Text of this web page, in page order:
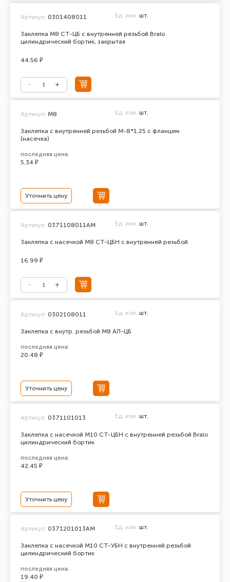
Заклепка М8 СТ-ЦБ с внутренней резьбой Bralo
цилиндрический бортик, закрытая
Артикул: 0301408011 Ед. изм. шт.
44.56 ₽
Заклепка с внутренней резьбой М-8*1,25 с фланцем
(насечка)
Артикул: М8 Ед. изм. шт.
последняя цена:
5.34 ₽
Уточнить цену
Заклепка с насечкой М8 СТ-ЦБН с внутренней резьбой
Артикул: 0371108011АМ Ед. изм. шт.
16.99 ₽
Заклепка с внутр. резьбой М8 АЛ-ЦБ
Артикул: 0302108011 Ед. изм. шт.
последняя цена:
20.48 ₽
Уточнить цену
Заклепка с насечкой М10 СТ-ЦБН с внутренней резьбой Bralo
цилиндрический бортик
Артикул: 0371101013 Ед. изм. шт.
последняя цена:
42.45 ₽
Уточнить цену
Заклепка с насечкой М10 СТ-УБН с внутренней резьбой
цилиндрический бортик
Артикул: 0371201013АМ Ед. изм. шт.
последняя цена:
19.40 ₽